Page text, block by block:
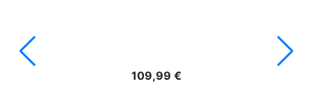
109,99 €